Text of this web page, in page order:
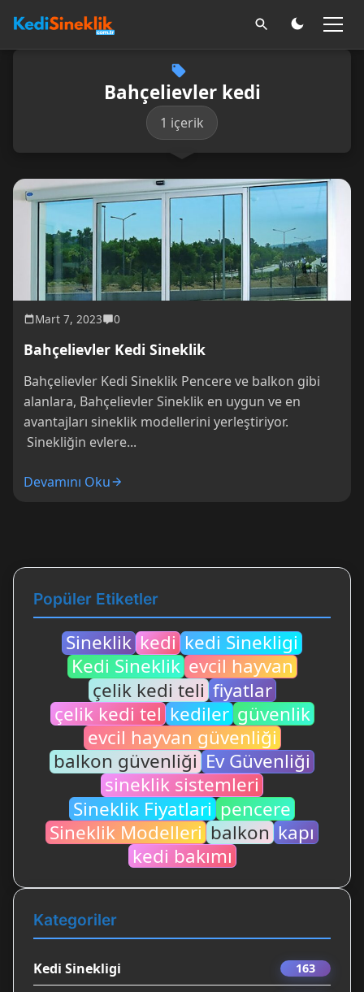
Bahçelievler kedi
1 içerik
Mart 7, 2023 0
Bahçelievler Kedi Sineklik
Bahçelievler Kedi Sineklik Pencere ve balkon gibi
alanlara, Bahçelievler Sineklik en uygun ve en
avantajları sineklik modellerini yerleştiriyor.
Sinekliğin evlere...
Devamını Oku
Popüler Etiketler
Sineklik kedi kedi Sinekligi
Kedi Sineklik evcil hayvan
çelik kedi teli fiyatlar
çelik kedi tel kediler güvenlik
evcil hayvan güvenliği
balkon güvenliği Ev Güvenliği
sineklik sistemleri
Sineklik Fiyatlari pencere
Sineklik Modelleri balkon kapı
kedi bakımı
Kategoriler
Kedi Sinekligi 163